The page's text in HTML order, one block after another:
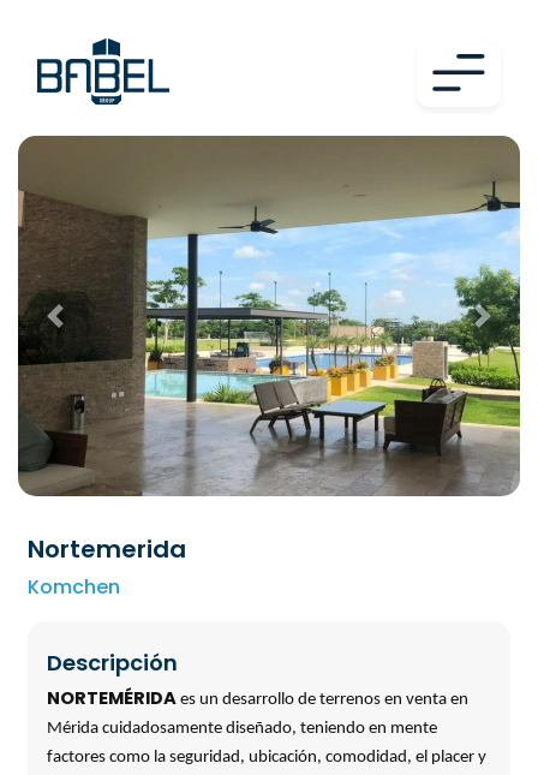
Previous Next
Nortemerida
Komchen
Descripción
NORTEMÉRIDA es un desarrollo de terrenos en venta en
Mérida cuidadosamente diseñado, teniendo en mente
factores como la seguridad, ubicación, comodidad, el placer y